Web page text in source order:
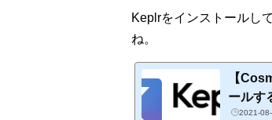
Keplrをインストールし
ね。
【
ールす
2021-